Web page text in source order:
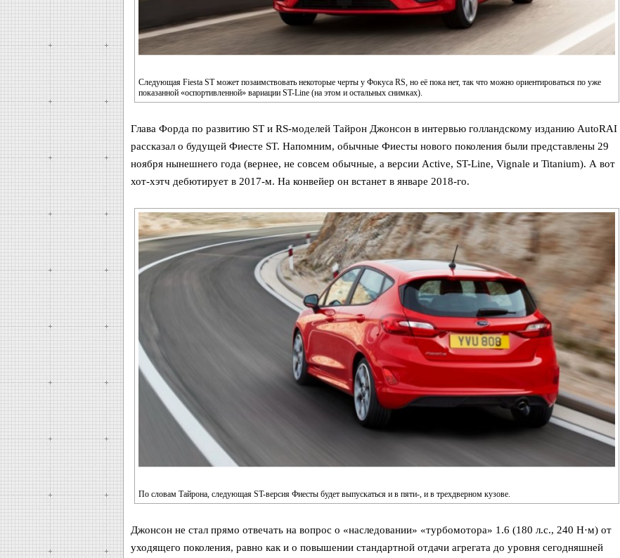
Следующая Fiesta ST может позаимствовать некоторые черты у Фокуса RS, но её пока нет, так что можно ориентироваться по уже
показанной «оспортивленной» вариации ST-Line (на этом и остальных снимках).
Глава Форда по развитию ST и RS-моделей Тайрон Джонсон в интервью голландскому изданию AutoRAI
рассказал о будущей Фиесте ST. Напомним, обычные Фиесты нового поколения были представлены 29
ноября нынешнего года (вернее, не совсем обычные, а версии Active, ST-Line, Vignale и Titanium). А вот
хот-хэтч дебютирует в 2017-м. На конвейер он встанет в январе 2018-го.
По словам Тайрона, следующая ST-версия Фиесты будет выпускаться и в пяти-, и в трехдверном кузове.
Джонсон не стал прямо отвечать на вопрос о «наследовании» «турбомотора» 1.6 (180 л.с., 240 Н·м) от
уходящего поколения, равно как и о повышении стандартной отдачи агрегата до уровня сегодняшней